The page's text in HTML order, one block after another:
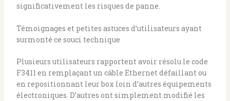
significativement les risques de panne.
Témoignages et petites astuces d’utilisateurs ayant
surmonté ce souci technique
Plusieurs utilisateurs rapportent avoir résolu le code
F3411 en remplaçant un câble Ethernet défaillant ou
en repositionnant leur box loin d’autres équipements
électroniques. D’autres ont simplement modifié les